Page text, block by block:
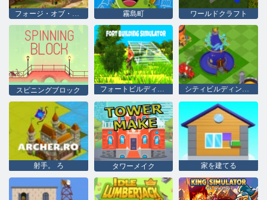
フォージ・オブ・エンパイア（Forge of Empires） 霧島町 ワールドクラフト
スピニングブロック フォートビルディングシミュレータ シティビルディングシミュレータ
射手。 ろ タワーメイク 家を建てる